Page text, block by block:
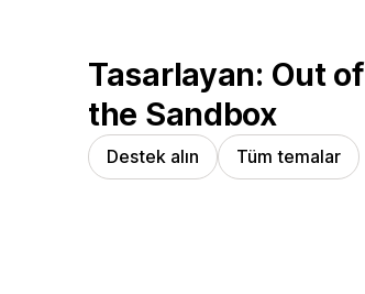
Tasarlayan: Out of
the Sandbox
Destek alın Tüm temalar